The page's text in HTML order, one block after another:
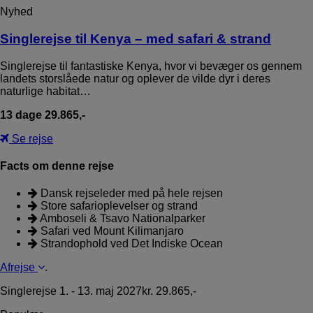
Nyhed
Singlerejse til Kenya – med safari & strand
Singlerejse til fantastiske Kenya, hvor vi bevæger os gennem
landets storslåede natur og oplever de vilde dyr i deres
naturlige habitat…
13 dage 29.865,-
Se rejse
Facts om denne rejse
Dansk rejseleder med på hele rejsen
Store safarioplevelser og strand
Amboseli & Tsavo Nationalparker
Safari ved Mount Kilimanjaro
Strandophold ved Det Indiske Ocean
Afrejse
.
Singlerejse 1. - 13. maj 2027kr. 29.865,-